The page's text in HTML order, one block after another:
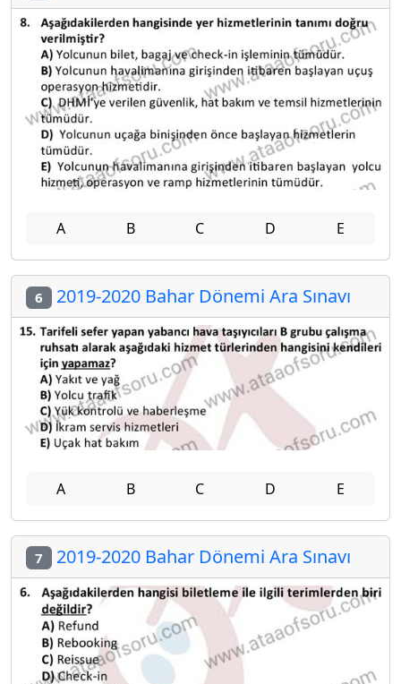
A B C D E
6 2019-2020 Bahar Dönemi Ara Sınavı
A B C D E
7 2019-2020 Bahar Dönemi Ara Sınavı